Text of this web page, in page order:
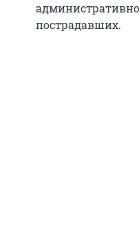
пострадавших.